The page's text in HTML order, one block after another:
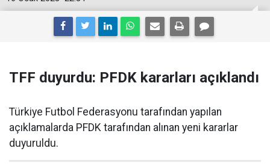
TFF duyurdu: PFDK kararları açıklandı
Türkiye Futbol Federasyonu tarafından yapılan
açıklamalarda PFDK tarafından alınan yeni kararlar
duyuruldu.